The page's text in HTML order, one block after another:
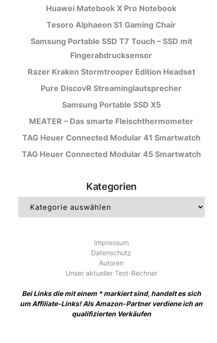
Huawei Matebook X Pro Notebook
Tesoro Alphaeon S1 Gaming Chair
Samsung Portable SSD T7 Touch – SSD mit
Fingerabdrucksensor
Razer Kraken Stormtrooper Edition Headset
Pure DiscovR Streaminglautsprecher
Samsung Portable SSD X5
MEATER – Das smarte Fleischthermometer
TAG Heuer Connected Modular 41 Smartwatch
TAG Heuer Connected Modular 45 Smartwatch
Kategorien
Impressum
Datenschutz
Autoren
Unser aktueller Test-Rechner
Bei Links die mit einem * markiert sind, handelt es sich
um Affiliate-Links! Als Amazon-Partner verdiene ich an
qualifizierten Verkäufen